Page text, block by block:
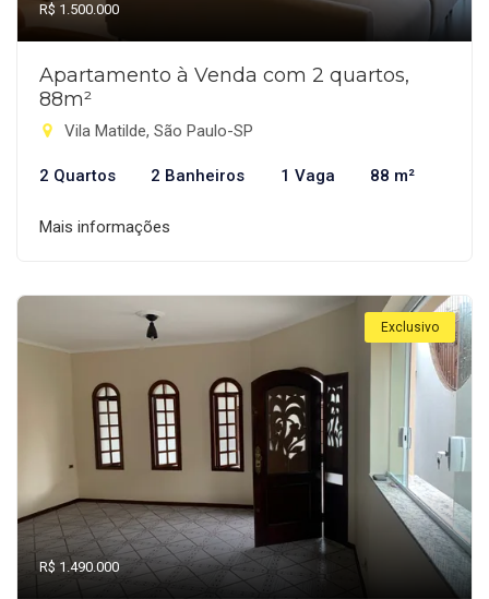
R$ 1.500.000
Apartamento à Venda com 2 quartos,
88m²
Vila Matilde, São Paulo-SP
2 Quartos 2 Banheiros 1 Vaga 88 m²
Mais informações
Exclusivo
R$ 1.490.000